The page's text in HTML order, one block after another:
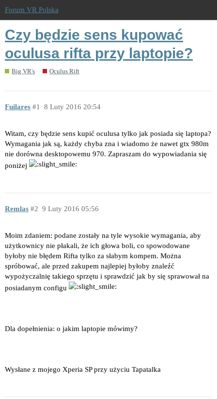
Forum VR Polska
Czy będzie sens kupować
oculusa rifta przy laptopie?
Big VR's Oculus Rift
Fuilares 8 Luty 2016 20:54
1
Witam, czy będzie sens kupić oculusa tylko jak posiada się laptopa?
Wymagania jak są, każdy chyba zna i wiadomo że nawet gtx 980m
nie dorówna desktopowemu 970. Zapraszam do wypowiadania się
poniżej
Remlas 9 Luty 2016 05:56
2
Moim zdaniem: podane zostały na tyle wysokie wymagania, aby
użytkownicy nie płakali, że ich głowa boli, co spowodowane
byłoby nie błędem Rifta tylko za słabym kompem. Można
spróbować, ale przed zakupem najlepiej byłoby znaleźć
wypożyczalnię takiego sprzętu i sprawdzić jak by się sprawował na
posiadanym configu
Dla dopełnienia: o jakim laptopie mówimy?
Wysłane z mojego Xperia SP przy użyciu Tapatalka